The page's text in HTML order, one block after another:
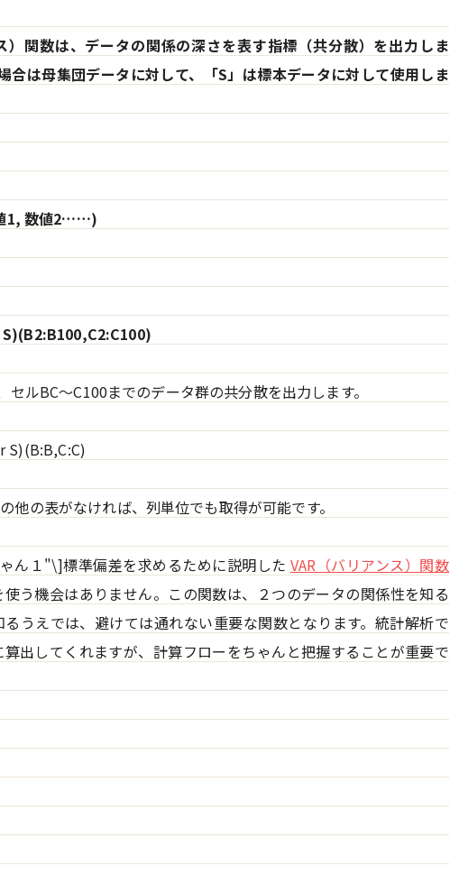
）関数は、データの関係の深さを表す指標（共分散）を出力しま
合は母集団データに対して、「S」は標本データに対して使用しま
1, 数値2……)
S)(B2:B100,C2:C100)
ルBC～C100までのデータ群の共分散を出力します。
S)(B:B,C:C)
他の表がなければ、列単位でも取得が可能です。
ん１"\]標準偏差を求めるために説明したVAR（バリアンス）関数
う機会はありません。この関数は、２つのデータの関係性を知る
るうえでは、避けては通れない重要な関数となります。統計解析で
出してくれますが、計算フローをちゃんと把握することが重要で